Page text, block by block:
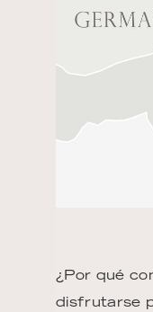
¿Por qué
disfrutarse